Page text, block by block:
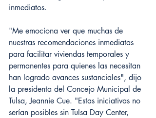
inmediatos.
"Me emociona ver que muchas de
nuestras recomendaciones inmediatas
para facilitar viviendas temporales y
permanentes para quienes las necesitan
han logrado avances sustanciales", dijo
la presidenta del Concejo Municipal de
Tulsa, Jeannie Cue. "Estas iniciativas no
serían posibles sin Tulsa Day Center,